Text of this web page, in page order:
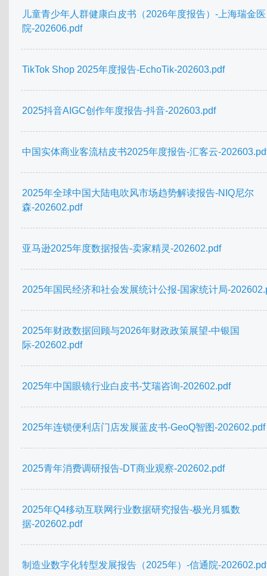
儿童青少年人群健康白皮书（2026年度报告）-上海瑞金医
院-202606.pdf
TikTok Shop 2025年度报告-EchoTik-202603.pdf
2025抖音AIGC创作年度报告-抖音-202603.pdf
中国实体商业客流桔皮书2025年度报告-汇客云-
2025年全球中国大陆电吹风市场趋势解读报告-NIQ尼尔
森-202602.pdf
亚马逊2025年度数据报告-卖家精灵-202602.pdf
2025年国民经济和社会发展统计公报-国家统计局-
2025年财政数据回顾与2026年财政政策展望-中银国
际-202602.pdf
2025年中国眼镜行业白皮书-艾瑞咨询-202602.pdf
2025年连锁便利店门店发展蓝皮书-GeoQ智图-202602.pdf
2025青年消费调研报告-DT商业观察-202602.pdf
2025年Q4移动互联网行业数据研究报告-极光月狐数
据-202602.pdf
制造业数字化转型发展报告（2025年）-信通院-